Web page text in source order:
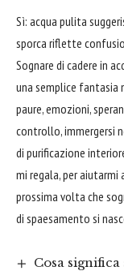
Sì: acqua pulita
sporca riflette
Sognare di cadere in
una semplice fantasia
paure, emozioni,
controllo, immergersi
di purificazione
mi regala, per aiutarmi
prossima volta che
di spaesamento si
Cosa